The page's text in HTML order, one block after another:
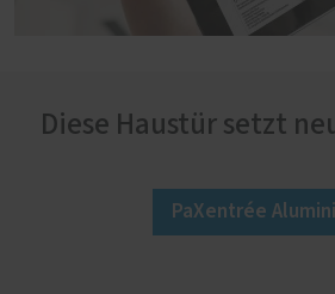
Diese Haustür setzt
PaXentrée